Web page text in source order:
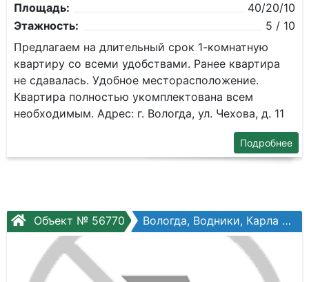
Площадь:
40/20/10
Этажность:
5 / 10
Предлагаем на длительный срок 1-комнатную
квартиру со всеми удобствами. Ранее квартира
не сдавалась. Удобное месторасположение.
Квартира полностью укомплектована всем
необходимым. Адрес: г. Вологда, ул. Чехова, д. 11
Подробнее
Объект № 56770 Вологда, Водники, Карла Маркса ул, №